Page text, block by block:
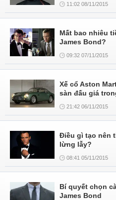
11:02 08/11/2015
Mất bao nhiêu
James Bond?
09:32 07/11/2015
Xế cổ Aston
sàn đấu giá
21:42 06/11/2015
Điều gì tạo nên
lừng lẫy?
08:41 05/11/2015
Bí quyết chọn
James Bond